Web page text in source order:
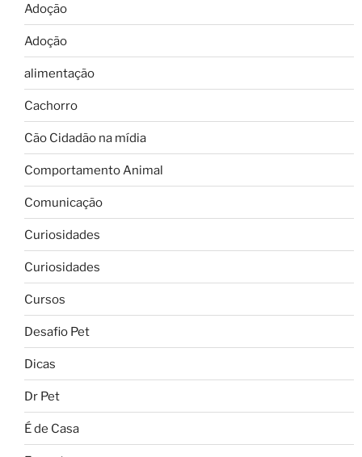
Adoção
Adoção
alimentação
Cachorro
Cão Cidadão na mídia
Comportamento Animal
Comunicação
Curiosidades
Curiosidades
Cursos
Desafio Pet
Dicas
Dr Pet
É de Casa